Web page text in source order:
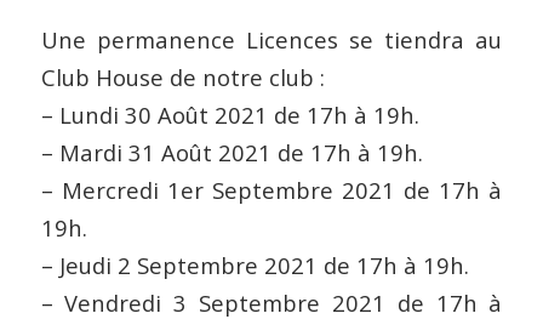
Une permanence Licences se tiendra au
Club House de notre club :
– Lundi 30 Août 2021 de 17h à 19h.
– Mardi 31 Août 2021 de 17h à 19h.
– Mercredi 1er Septembre 2021 de 17h à
19h.
– Jeudi 2 Septembre 2021 de 17h à 19h.
– Vendredi 3 Septembre 2021 de 17h à